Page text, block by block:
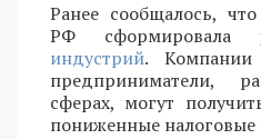
Ранее сообщалось,
РФ сформировала
индустрий. Компании
предприниматели,
сферах, могут
пониженные налоговые